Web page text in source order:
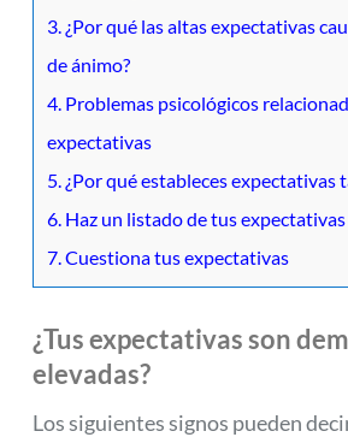
3. ¿Por qué las altas expectativas
de ánimo?
4. Problemas psicológicos
expectativas
5. ¿Por qué estableces expectativas
6. Haz un listado de tus expectativas
7. Cuestiona tus expectativas
¿Tus expectativas son
elevadas?
Los siguientes signos pueden